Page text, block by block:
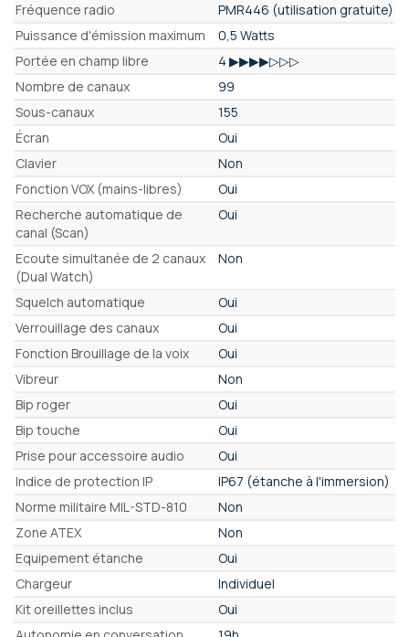
Fréquence radio
PMR446 (utilisation gratuite)
Puissance d'émission maximum
0,5 Watts
Portée en champ libre
4 ▶▶▶▶▷▷▷
Nombre de canaux
99
Sous-canaux
155
Écran
Oui
Clavier
Non
Fonction VOX (mains-libres)
Oui
Recherche automatique de
canal (Scan)
Oui
Ecoute simultanée de 2 canaux
(Dual Watch)
Non
Squelch automatique
Oui
Verrouillage des canaux
Oui
Fonction Brouillage de la voix
Oui
Vibreur
Non
Bip roger
Oui
Bip touche
Oui
Prise pour accessoire audio
Oui
Indice de protection IP
IP67 (étanche à l'immersion)
Norme militaire MIL-STD-810
Non
Zone ATEX
Non
Equipement étanche
Oui
Chargeur
Individuel
Kit oreillettes inclus
Oui